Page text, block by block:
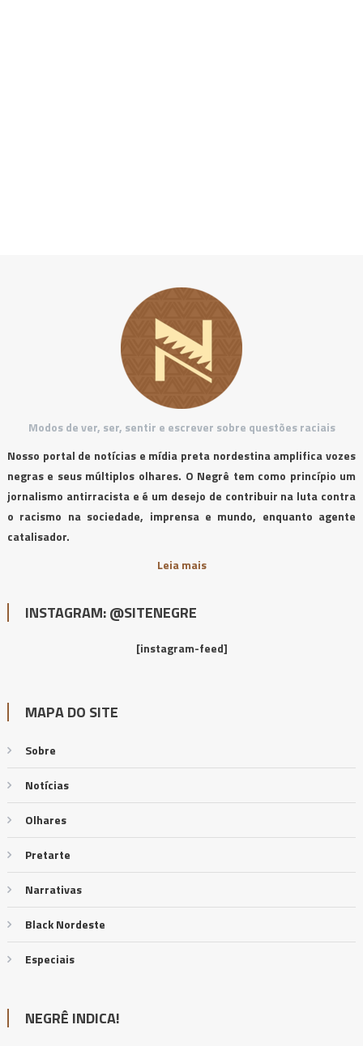
Modos de ver, ser, sentir e escrever sobre questões raciais
Nosso portal de notícias e mídia preta nordestina amplifica vozes
negras e seus múltiplos olhares. O Negrê tem como princípio um
jornalismo antirracista e é um desejo de contribuir na luta contra
o racismo na sociedade, imprensa e mundo, enquanto agente
catalisador.
Leia mais
INSTAGRAM: @SITENEGRE
[instagram-feed]
MAPA DO SITE
Sobre
Notícias
Olhares
Pretarte
Narrativas
Black Nordeste
Especiais
NEGRÊ INDICA!